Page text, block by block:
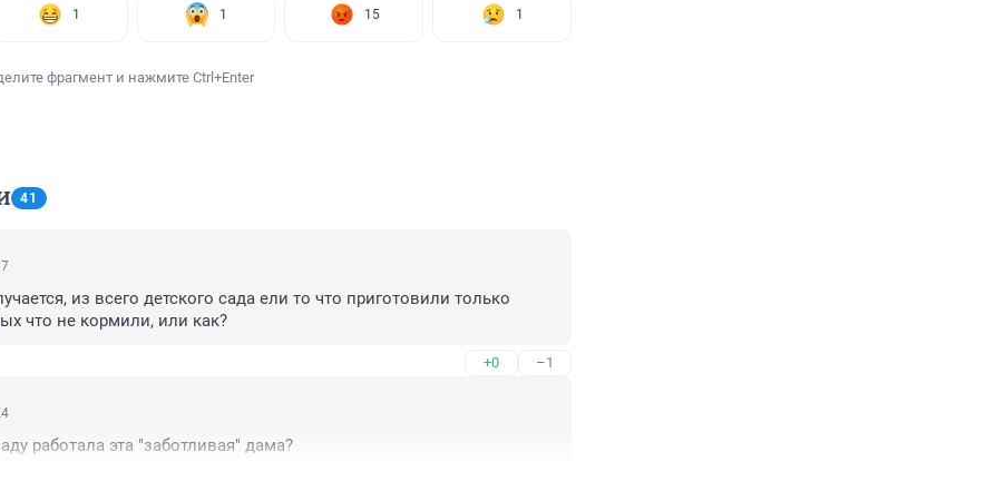
1 1 15 1
фрагмент и нажмите Ctrl+Enter
41
из всего детского сада ели то что приготовили только
что не кормили, или как?
+0 –1
работала эта "заботливая" дама?